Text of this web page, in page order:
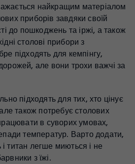
найкращим матеріалом
приборів завдяки своїй
до пошкоджень та іржі, а також
столові прибори з
підходять для кемпінгу,
але вони трохи важчі за
підходять для тих, хто цінує
також потребує столових
в суворих умовах,
температур. Варто додати,
титан легше миються і не
з їжі.